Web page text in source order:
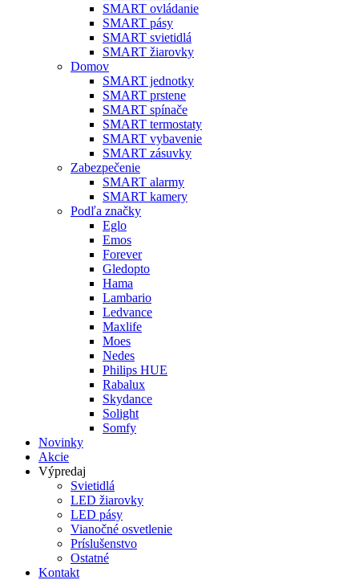
SMART ovládanie
SMART pásy
SMART svietidlá
SMART žiarovky
Domov
SMART jednotky
SMART prstene
SMART spínače
SMART termostaty
SMART vybavenie
SMART zásuvky
Zabezpečenie
SMART alarmy
SMART kamery
Podľa značky
Eglo
Emos
Forever
Gledopto
Hama
Lambario
Ledvance
Maxlife
Moes
Nedes
Philips HUE
Rabalux
Skydance
Solight
Somfy
Novinky
Akcie
Výpredaj
Svietidlá
LED žiarovky
LED pásy
Vianočné osvetlenie
Príslušenstvo
Ostatné
Kontakt